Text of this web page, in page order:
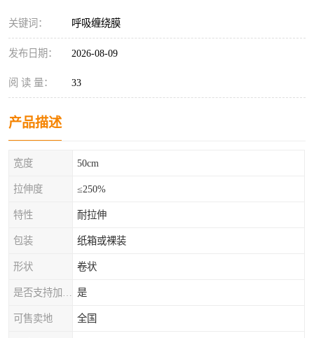
关键词： 呼吸缠绕膜
发布日期： 2026-08-09
阅 读 量： 33
产品描述
宽度 50cm
拉伸度 ≤250%
特性 耐拉伸
包装 纸箱或裸装
形状 卷状
是
可售卖地 全国